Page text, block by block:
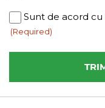
Consent
(Required)
Sunt de acord cu
(Required)